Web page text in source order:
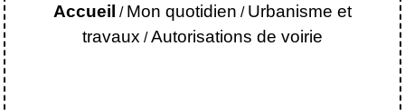
Accueil / Mon quotidien / Urbanisme et
travaux /Autorisations de voirie